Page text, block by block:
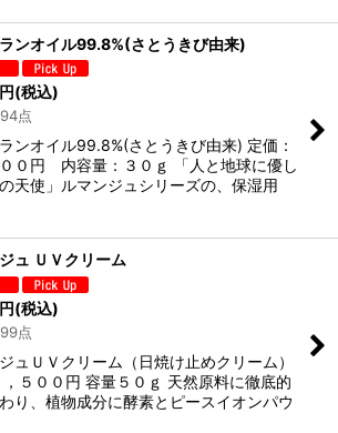
ンオイル99.8%(さとうきび由来)
円(税込)
点
ンオイル99.8%(さとうきび由来) 定価：
０円 内容量：３０ｇ 「人と地球に優し
天使」ルマンジュシリーズの、保湿用
ュ ＵＶクリーム
円(税込)
点
ュＵＶクリーム（日焼け止めクリーム）
，５００円 容量５０ｇ 天然原料に徹底的
り、植物成分に酵素とピースイオンパウ